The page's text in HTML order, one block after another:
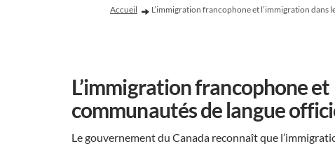
Vous êtes ici:
Accueil L’immigration francophone et l’immigration
L’immigration francophone
communautés de langue
Le gouvernement du Canada reconnaît que